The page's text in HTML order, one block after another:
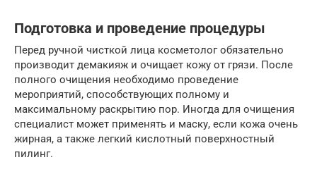
Подготовка и проведение процедуры
Перед ручной чисткой лица косметолог обязательно
производит демакияж и очищает кожу от грязи. После
полного очищения необходимо проведение
мероприятий, способствующих полному и
максимальному раскрытию пор. Иногда для очищения
специалист может применять и маску, если кожа очень
жирная, а также легкий кислотный поверхностный
пилинг.